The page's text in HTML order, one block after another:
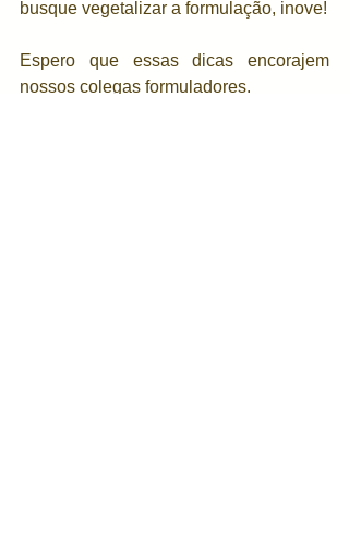
Espero que essas dicas encorajem
nossos colegas formuladores.